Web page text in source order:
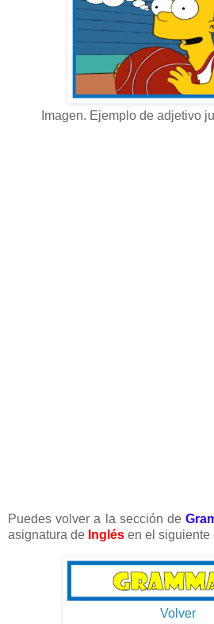
Imagen. Ejemplo de adjetivo
Puedes volver a la sección de
asignatura de Inglés en el siguiente
Volver